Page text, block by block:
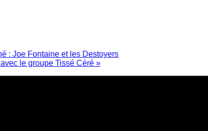
: Joe Fontaine et les Destoyers
le groupe Tissé Céré »